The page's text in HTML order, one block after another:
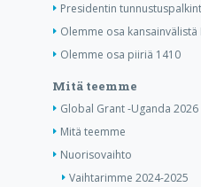
Presidentin
Olemme osa kansainvälistä
Olemme osa piiriä 1410
Mitä teemme
Global Grant -Uganda 2026
Mitä teemme
Nuorisovaihto
Vaihtarimme 2024-2025